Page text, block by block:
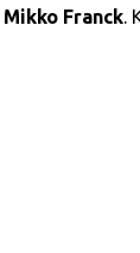
Mikko Franck.